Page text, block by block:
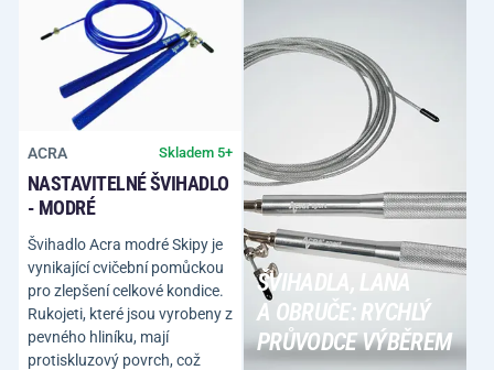
ACRA Skladem 5+
NASTAVITELNÉ ŠVIHADLO
- MODRÉ
Švihadlo Acra modré Skipy je
vynikající cvičební pomůckou
pro zlepšení celkové kondice.
Rukojeti, které jsou vyrobeny z
pevného hliníku, mají
protiskluzový povrch, což
ŠVIHADLA, LANA
A OBRUČE: RYCHLÝ
PRŮVODCE VÝBĚREM